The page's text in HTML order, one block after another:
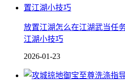
放置江湖怎么在江湖武当任
江湖小技巧
2026-01-23